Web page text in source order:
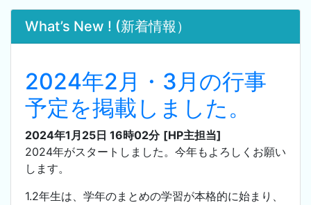
What’s New ! (新着情報）
2024年2月・3月の行事
予定を掲載しました。
2024年1月25日 16時02分 [HP主担当]
2024年がスタートしました。今年もよろしくお願い
します。
1.2年生は、学年のまとめの学習が本格的に始まり、